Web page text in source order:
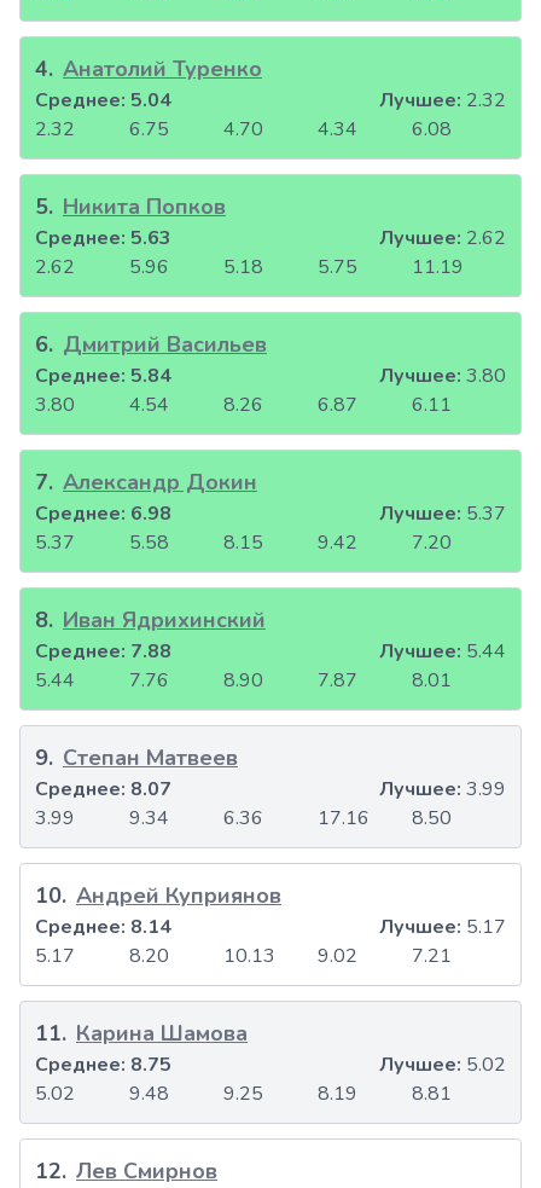
4. Анатолий Туренко
2.32 6.75 4.70 4.34 6.08
Среднее: 5.04 Лучшее: 2.32
5. Никита Попков
2.62 5.96 5.18 5.75 11.19
Среднее: 5.63 Лучшее: 2.62
6. Дмитрий Васильев
3.80 4.54 8.26 6.87 6.11
Среднее: 5.84 Лучшее: 3.80
7. Александр Докин
5.37 5.58 8.15 9.42 7.20
Среднее: 6.98 Лучшее: 5.37
8. Иван Ядрихинский
5.44 7.76 8.90 7.87 8.01
Среднее: 7.88 Лучшее: 5.44
9. Степан Матвеев
3.99 9.34 6.36 17.16 8.50
Среднее: 8.07 Лучшее: 3.99
10. Андрей Куприянов
5.17 8.20 10.13 9.02 7.21
Среднее: 8.14 Лучшее: 5.17
11. Карина Шамова
5.02 9.48 9.25 8.19 8.81
Среднее: 8.75 Лучшее: 5.02
12. Лев Смирнов